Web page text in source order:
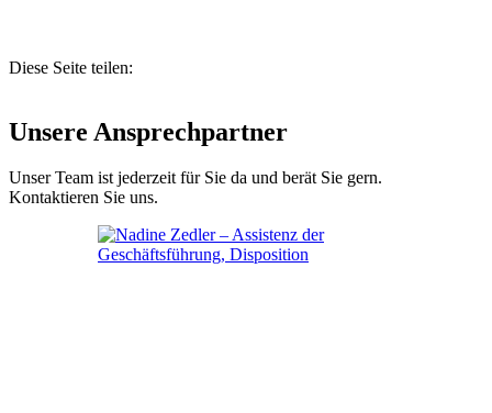
Diese Seite teilen:
Unsere Ansprechpartner
Unser Team ist jederzeit für Sie da und berät Sie gern.
Kontaktieren Sie uns.